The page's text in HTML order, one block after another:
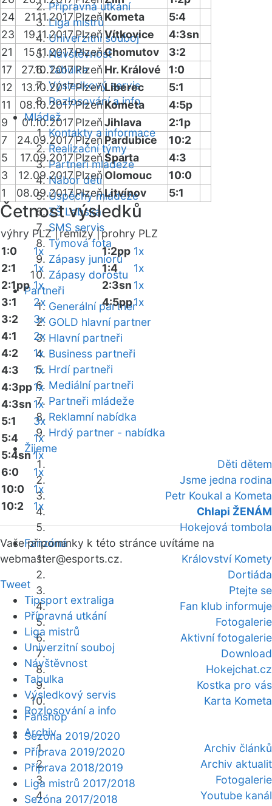
Přípravná utkání
Liga mistrů
Univerzitní souboj
Návštěvnost
Tabulka
Výsledkový servis
Rozlosování a info
Mládež
Kontakty a informace
Realizační týmy
Partneři mládeže
Nábor dětí
Úspěchy mládeže
ZŠ Labská
SMS servis
Týmová fota
Zápasy juniorů
Zápasy dorostu
Partneři
Generální partner
GOLD hlavní partner
Hlavní partneři
Business partneři
Hrdí partneři
Mediální partneři
Partneři mládeže
Reklamní nabídka
Hrdý partner - nabídka
Žijeme
Děti dětem
Jsme jedna rodina
Petr Koukal a Kometa
Chlapi ŽENÁM
Hokejová tombola
Fanzóna
Království Komety
Dortiáda
Ptejte se
Fan klub informuje
Fotogalerie
Aktivní fotogalerie
Download
Hokejchat.cz
Kostka pro vás
Karta Kometa
Fanshop
Archiv
Archiv článků
Archiv aktualit
Fotogalerie
Youtube kanál
24
21.11.2017 PlzeňKometa
5:4
23
19.11.2017PlzeňVítkovice
4:3sn
21
15.11.2017PlzeňChomutov
3:2
17
27.10.2017 Plzeň Hr. Králové
1:0
12
13.10.2017PlzeňLiberec
5:1
11
08.10.2017PlzeňKometa
4:5p
9
01.10.2017 PlzeňJihlava
2:1p
7
24.09.2017Plzeň Pardubice
10:2
5
17.09.2017 PlzeňSparta
4:3
3
12.09.2017PlzeňOlomouc
10:0
1
08.09.2017PlzeňLitvínov 5:1
Četnost výsledků
výhry PLZ |remízy |prohry PLZ
1:0
1x
2:1
1x
2:1pp 1x
3:1
2x
3:2
3x
4:1
2x
4:2
1x
4:3
1x
4:3pp1x
4:3sn 1x
5:1
3x
5:4
1x
5:4sn 1x
6:0
1x
10:0
1x
10:2
1x
1:2pp 1x
1:4
1x
2:3sn 1x
4:5pp1x
Vaše připomínky k této stránce uvítáme na
webmaster@esports.cz.
Tweet
Tipsport extraliga
Přípravná utkání
Liga mistrů
Univerzitní souboj
Návštěvnost
Tabulka
Výsledkový servis
Rozlosování a info
Sezóna 2019/2020
Příprava 2019/2020
Příprava 2018/2019
Liga mistrů 2017/2018
Sezóna 2017/2018